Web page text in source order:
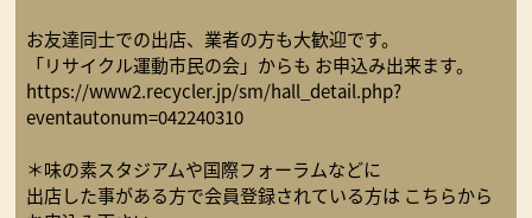
お友達同士での出店、業者の方も大歓迎です。
「リサイクル運動市民の会」からも お申込み出来ます。
https://www2.recycler.jp/sm/hall_detail.php?
eventautonum=042240310
＊味の素スタジアムや国際フォーラムなどに
出店した事がある方で会員登録されている方は こちらから